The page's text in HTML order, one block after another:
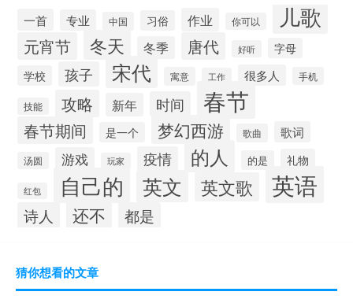
一首 专业 中国 习俗 作业 你可以 儿歌
元宵节 冬天 冬季 唐代 好听
字母
学校
孩子 宋代 寓意 工作 很多人 手机
技能 攻略 新年 时间 春节
春节期间 是一个 梦幻西游 歌曲 歌词
汤圆 游戏 玩家 疫情 的人 的是 礼物
红包 自己的 英文 英文歌 英语
诗人 还不 都是
猜你想看的文章